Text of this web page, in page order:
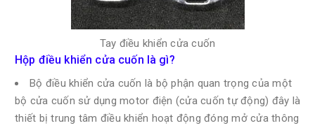
Tay điều khiển cửa cuốn
Hộp điều khiển cửa cuốn là gì?
Bộ điều khiển cửa cuốn là bộ phận quan trọng của một
bộ cửa cuốn sử dụng motor điện (cửa cuốn tự động) đây là
thiết bị trung tâm điều khiển hoạt động đóng mở cửa thông